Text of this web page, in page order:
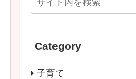
Category
子育て